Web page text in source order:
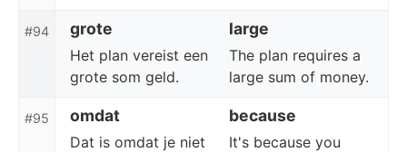
#94 grote large
Het plan vereist een
grote som geld.
The plan requires a
large sum of money.
#95 omdat because
Dat is omdat je niet
It's because you